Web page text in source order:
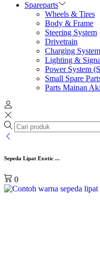
Spareparts
Wheels & Tires
Body & Frame
Steering System
Drivetrain
Charging
Lighting &
Power System
Small Spare
Parts Mainan Aki
Sepeda Lipat Exotic ...
0